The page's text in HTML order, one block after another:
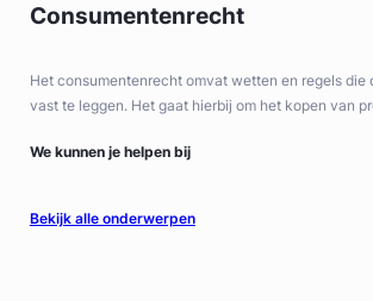
Consumentenrecht
Het consumentenrecht omvat wetten en regels
vast te leggen. Het gaat hierbij om het kopen van
We kunnen je helpen bij
Bekijk alle onderwerpen